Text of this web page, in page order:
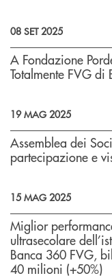
08 SET 2025
A Fondazione
Totalmente FVG di
19 MAG 2025
Assemblea dei
partecipazione e
15 MAG 2025
Miglior
ultrasecolare
Banca 360 FVG,
40 milioni (+50%)